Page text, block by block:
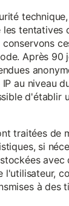
tentatives
Après 90
au niveau
d'établir
traitées de
si
avec
l'utilisateur,
à des